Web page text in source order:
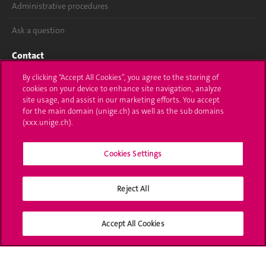
Administrative procedures
Ask a question
Contact
Media
Library
University Structures
Accreditation
By clicking “Accept All Cookies”, you agree to the storing of
cookies on your device to enhance site navigation, analyze
site usage, and assist in our marketing efforts. You accept
for the main domain (unige.ch) as well as the sub domains
(xxx.unige.ch).
Cookies Settings
Reject All
Accept All Cookies